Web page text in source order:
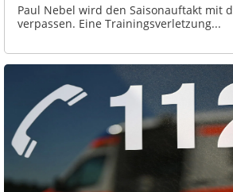
Paul Nebel wird den Saisonauftakt mit
verpassen. Eine Trainingsverletzung...